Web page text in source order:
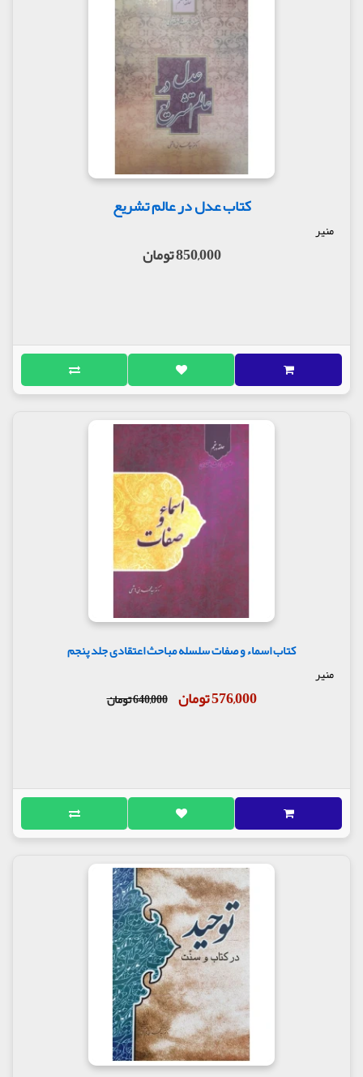
کتاب عدل در عالم تشریع
منیر
850,000 تومان
کتاب اسماء و صفات سلسله مباحث اعتقادی جلد پنجم
منیر
576,000 تومان 640,000 تومان